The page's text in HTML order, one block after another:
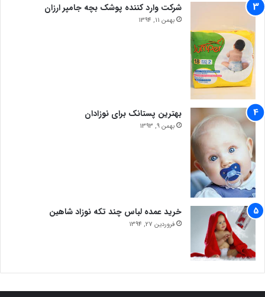
شرکت وارد کننده پوشک بچه جامپر ارزان
بهمن 11, 1394
بهترین پستانک برای نوزادان
بهمن 9, 1393
خرید عمده لباس چند تکه نوزاد شاهین
فروردین 27, 1394